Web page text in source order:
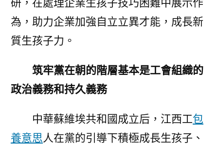
為，助力企業加強自立立異才能，成長新
質生孩子力。
筑牢黨在朝的階層基本是工會組織的
政治義務和持久義務
中華蘇維埃共和國成立后，江西工包
養意思 人在黨的引導下積極成長生孩子、